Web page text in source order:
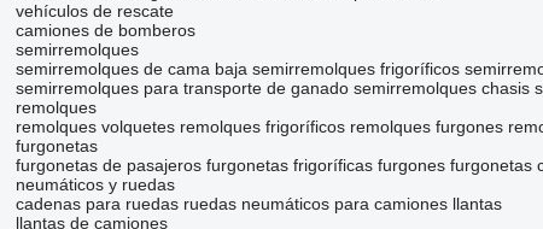
vehículos de rescate
camiones de bomberos
semirremolques
semirremolques de cama baja semirremolques frigoríficos
semirremolques para transporte de ganado semirremolques chasis
remolques
remolques volquetes remolques frigoríficos remolques furgones
furgonetas
furgonetas de pasajeros furgonetas frigoríficas furgones furgonetas
neumáticos y ruedas
cadenas para ruedas ruedas neumáticos para camiones llantas
llantas de camiones